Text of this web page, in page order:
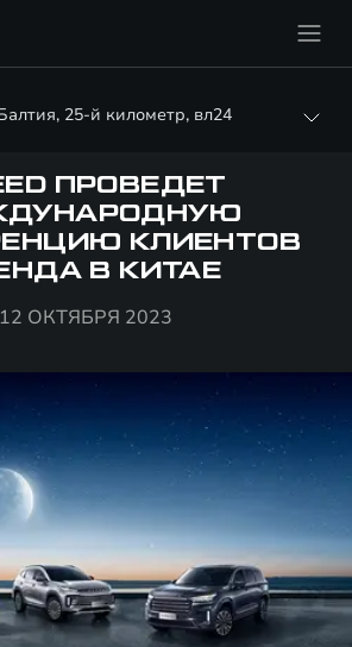
25-й километр, вл24
ПРОВЕДЕТ
КЛИЕНТОВ
В КИТАЕ
12 ОКТЯБРЯ 2023